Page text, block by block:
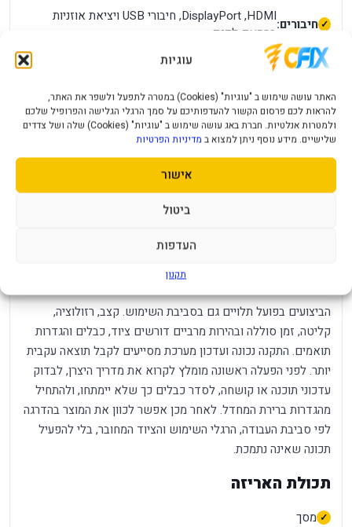
עוגיות
האתר עושה שימוש ב "עוגיות" (Cookies) במטרה לתפעל ולשפר את האתר,
להראות לכם פרסום הקשור להעדפותיכם על סמך הרגלי הגלישה והפרופיל שלכם
ולמטרות אנלטיות. חברת באג עושה שימוש ב "עוגיות" (Cookies) שלה ושל צדדים
שלישיים. מידע נוסף ניתן למצוא ב מדיניות הפרטיות
אישור
ביטול
העדפות
תקנון
חיבורים:
HDMI, ‏DisplayPort, חיבורי USB ויציאת אוזניות
בהתאם לדגם
תכונות:Adaptive-Sync, כלי גיימינג, מעמד ארגונומי ו-Pivot
סוללה:
בהתאם לדגם ולאריזה
מידות ומשקל:27 אינץ׳ עם מעמד גובה/Pivot ו-VESA
מה חשוב לדעת לפני הרכישה?
לבדוק את מספר החלק, צבע המוצר וסוג המחבר בתמונות ובאריזה.
אביזרים או תמיכת תוכנה שונים.
הביצועים בפועל תלויים גם בסביבת השימוש. קצב, רזולוציה,
קליטה, זמן סוללה ובהירות מרביים דורשים ציוד, כבלים והגדרות
תואמים. התקנה נכונה ועדכון מערכת מסייעים לקבל תוצאה עקבית
יותר. לפני הפעלה ראשונה מומלץ לקרוא את מדריך היצרן, לבדוק
עדכוני תוכנה או קושחה, לסדר כבלים כך שלא יימתחו, ולהתחיל
מהגדרות ברירת המחדל. לאחר מכן אפשר לכוון את המוצר בהדרגה
לפי סביבת העבודה, הרגלי השימוש והציוד המחובר, בלי להפעיל
תכונה שאינה נתמכת.
תכולת האריזה
מסך